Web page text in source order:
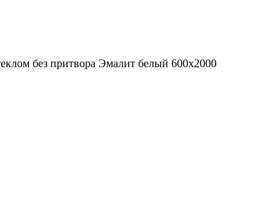
без притвора Эмалит белый 600х2000